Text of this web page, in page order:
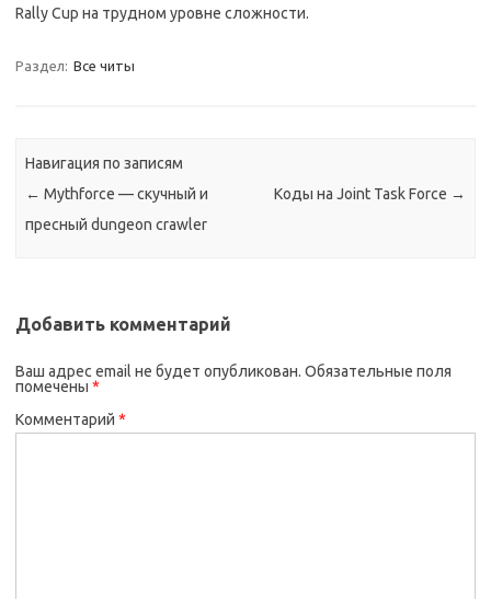
Rally Cup на трудном уровне сложности.
Раздел: Все читы
Навигация по записям
← Mythforce — скучный и
пресный dungeon crawler
Коды на Joint Task Force →
Добавить комментарий
Ваш адрес email не будет опубликован. Обязательные поля
помечены *
Комментарий *